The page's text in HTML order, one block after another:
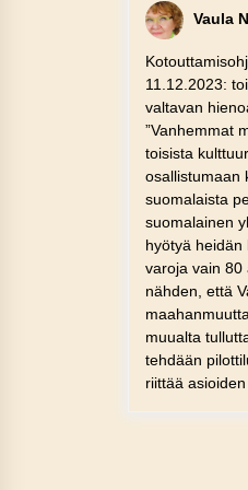
Vaula
11.12.2023:
valtavan
”Vanhemmat
toisista
osallistumaan
suomalaista
suomalainen
hyötyä heidän
varoja vain 80
nähden, että
muualta
tehdään
riittää